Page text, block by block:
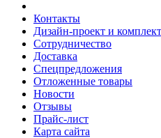
Контакты
Дизайн-проект и
Сотрудничество
Доставка
Спецпредложения
Отложенные товары
Новости
Отзывы
Прайс-лист
Карта сайта